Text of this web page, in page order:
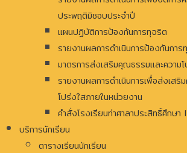
ประพฤติมิชอบประจำปี
แผนปฏิบัติการป้องกันการทุจริต
รายงานผลการดำเนินการป้องกันกา
มาตรการส่งเสริมคุณธรรมและความ
รายงานผลการดำเนินการเพื่อส่งเส
โปร่งใสภายในหน่วยงาน
คำสั่งโรงเรียนท่าศาลาประสิทธิ์ศึกษา
บริการนักเรียน
ตารางเรียนนักเรียน